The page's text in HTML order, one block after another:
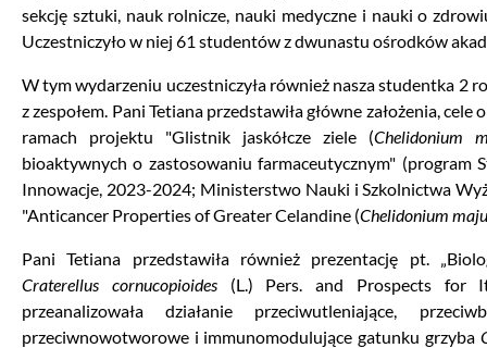
sekcję sztuki, nauk rolnicze, nauki medyczne i nauki o
Uczestniczyło w niej 61 studentów z dwunastu ośrodków
W tym wydarzeniu uczestniczyła również nasza studentka 2
z zespołem. Pani Tetiana przedstawiła główne założenia,
ramach projektu "Glistnik jaskółcze ziele (Chelidonium
bioaktywnych o zastosowaniu farmaceutycznym" (program
Innowacje, 2023-2024; Ministerstwo Nauki i Szkolnictwa
"Anticancer Properties of Greater Celandine (Chelidonium
Pani Tetiana przedstawiła również prezentację pt.
Craterellus cornucopioides(L.) Pers. and Prospects for
przeanalizowała działanie przeciwutleniające,
przeciwnowotworowe i immunomodulujące gatunku grzyba